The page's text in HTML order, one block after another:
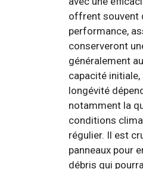
offrent souvent
performance,
conserveront
généralement
capacité
longévité
notamment la
conditions
régulier. Il est
panneaux pour
débris qui